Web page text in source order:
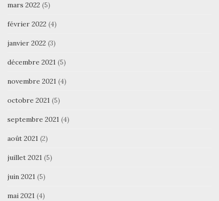
mars 2022 (5)
février 2022 (4)
janvier 2022 (3)
décembre 2021 (5)
novembre 2021 (4)
octobre 2021 (5)
septembre 2021 (4)
août 2021 (2)
juillet 2021 (5)
juin 2021 (5)
mai 2021 (4)